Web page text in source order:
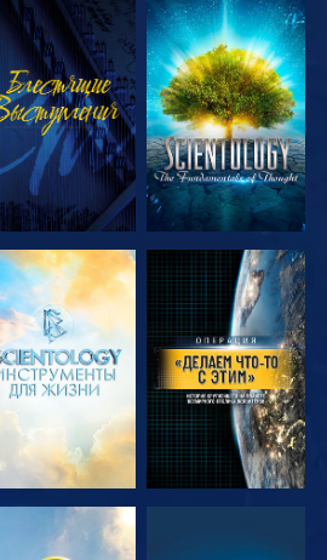
СМОТРЕТЬ
СМОТРЕТЬ
ПЕРЕДАЧИ
СМОТРЕТЬ
ПЕРЕДАЧИ
СМОТРЕТЬ